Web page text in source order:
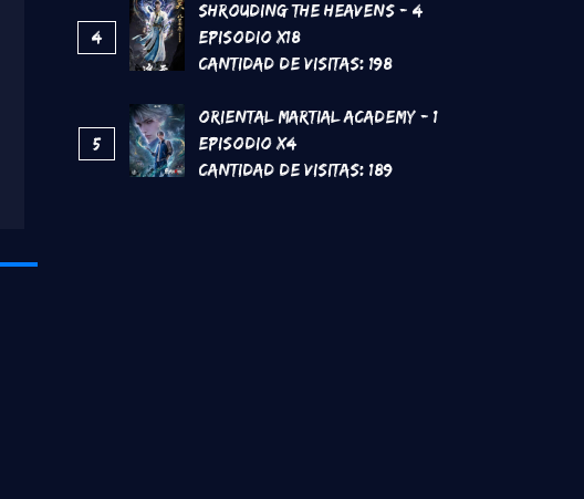
4
Shrouding the Heavens - 4
Episodio x18
Cantidad de Visitas: 198
5
Oriental Martial Academy - 1
Episodio x4
Cantidad de Visitas: 189